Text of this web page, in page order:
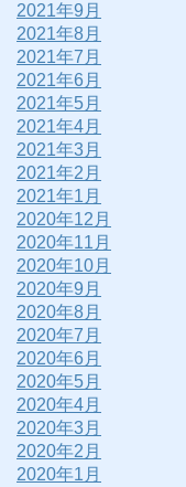
2021年9月
2021年8月
2021年7月
2021年6月
2021年5月
2021年4月
2021年3月
2021年2月
2021年1月
2020年12月
2020年11月
2020年10月
2020年9月
2020年8月
2020年7月
2020年6月
2020年5月
2020年4月
2020年3月
2020年2月
2020年1月